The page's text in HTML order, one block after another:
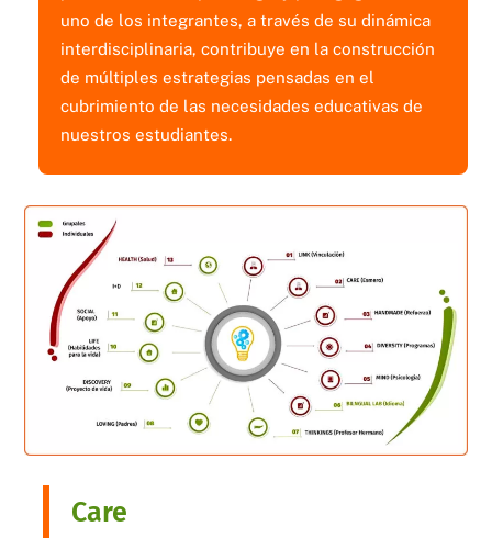
uno de los integrantes, a través de su dinámica
interdisciplinaria, contribuye en la construcción
de múltiples estrategias pensadas en el
cubrimiento de las necesidades educativas de
nuestros estudiantes.
Care